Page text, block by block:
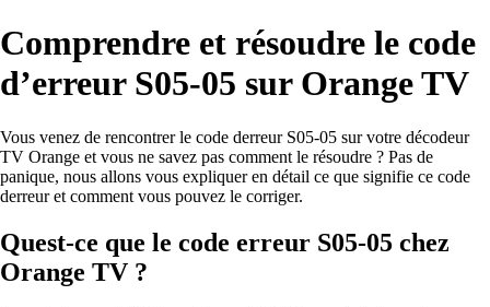
Comprendre et résoudre le code
d’erreur S05-05 sur Orange TV
Vous venez de rencontrer le code derreur S05-05 sur votre décodeur
TV Orange et vous ne savez pas comment le résoudre ? Pas de
panique, nous allons vous expliquer en détail ce que signifie ce code
derreur et comment vous pouvez le corriger.
Quest-ce que le code erreur S05-05 chez
Orange TV ?